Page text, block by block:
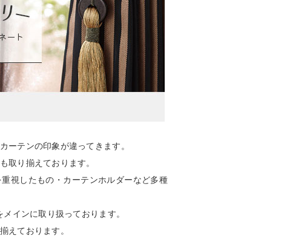
ーテンの印象が違ってきます。
取り揃えております。
視したもの・カーテンホルダーなど多種
インに取り扱っております。
えております。